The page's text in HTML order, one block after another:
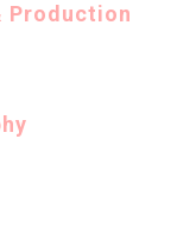
Production